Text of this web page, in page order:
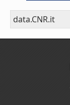
data.CNR.it